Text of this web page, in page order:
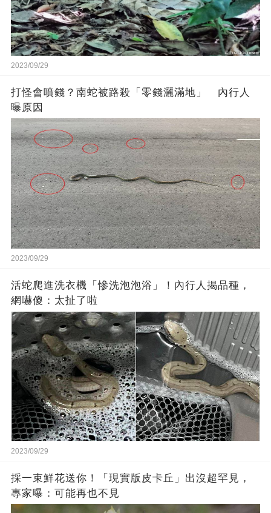
2023/09/29
打怪會噴錢？南蛇被路殺「零錢灑滿地」 內行人
曝原因
2023/09/29
活蛇爬進洗衣機「慘洗泡泡浴」！內行人揭品種，
網嚇傻：太扯了啦
2023/09/29
採一束鮮花送你！「現實版皮卡丘」出沒超罕見，
專家曝：可能再也不見